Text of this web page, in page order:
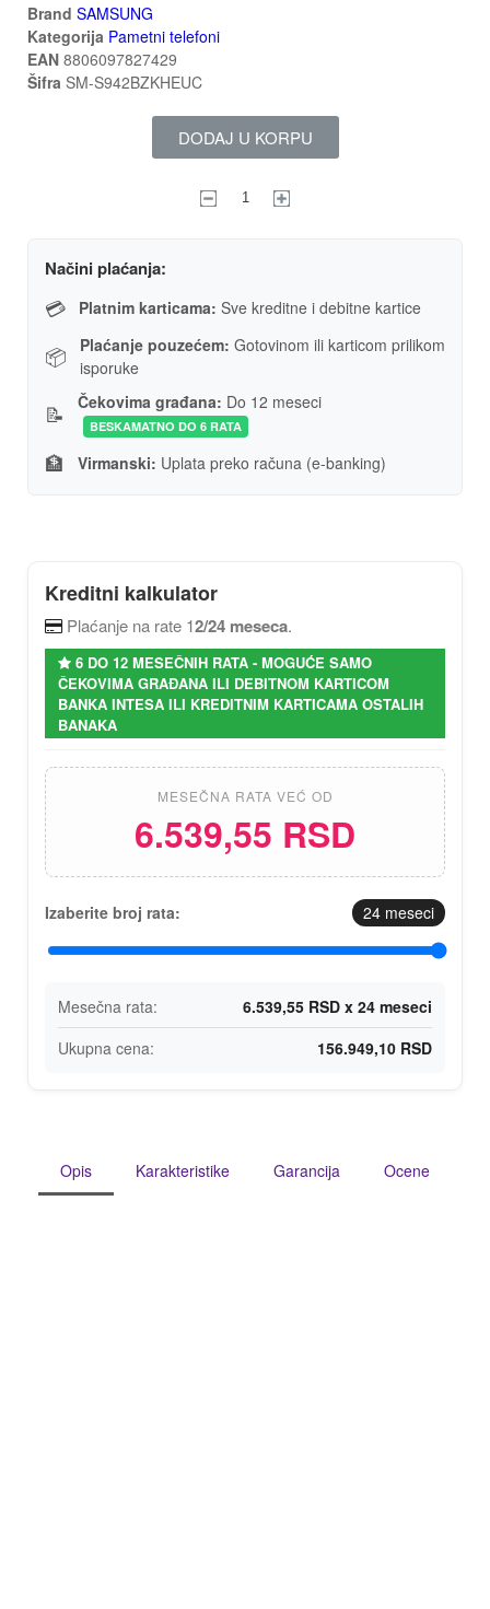
Brand SAMSUNG
Kategorija Pametni telefoni
EAN 8806097827429
Šifra SM-S942BZKHEUC
DODAJ U KORPU
Načini plaćanja:
💳 Platnim karticama: Sve kreditne i debitne kartice
📦 Plaćanje pouzećem: Gotovinom ili karticom prilikom
isporuke
📝 Čekovima građana: Do 12 meseci
BESKAMATNO DO 6 RATA
🏦 Virmanski: Uplata preko računa (e-banking)
Kreditni kalkulator
Plaćanje na rate 12/24 meseca.
6 DO 12 MESEČNIH RATA - MOGUĆE SAMO
ČEKOVIMA GRAĐANA ILI DEBITNOM KARTICOM
BANKA INTESA ILI KREDITNIM KARTICAMA OSTALIH
BANAKA
MESEČNA RATA VEĆ OD
6.539,55 RSD
Izaberite broj rata: 24 meseci
Mesečna rata:
6.539,55 RSD x 24 meseci
Ukupna cena:
156.949,10 RSD
Opis Karakteristike Garancija Ocene